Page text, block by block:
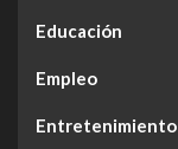
Educación
Empleo
Entretenimiento